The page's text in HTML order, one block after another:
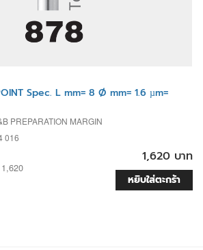
Spec. L mm= 8 Ø mm= 1.6 µm=
PREPARATION MARGIN
016
1,620 บาท
หยิบใส่ตะกร้า